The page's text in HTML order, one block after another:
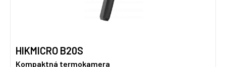
HIKMICRO B20S
Kompaktná termokamera